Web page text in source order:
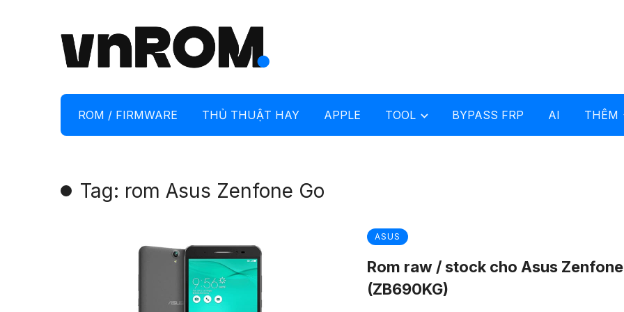
ROM / FIRMWARE THỦ THUẬT HAY APPLE TOOL BYPASS FRP AI THÊM
Tag: rom Asus Zenfone Go
ASUS
Rom raw / stock cho Asus
(ZB690KG)